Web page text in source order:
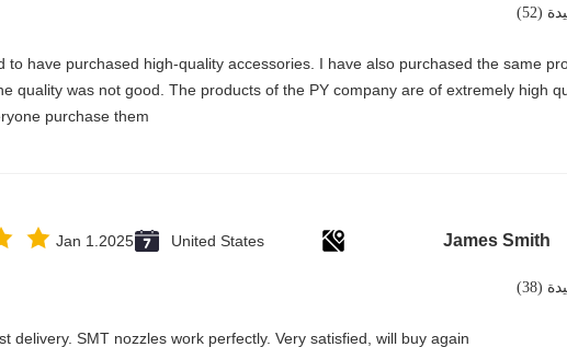
(52)
to have purchased high-quality accessories. I have also purchased the same
quality was not good. The products of the PY company are of extremely high
purchase them.
James Smith
United States
Jan 1.2025
(38)
delivery. SMT nozzles work perfectly. Very satisfied, will buy again.